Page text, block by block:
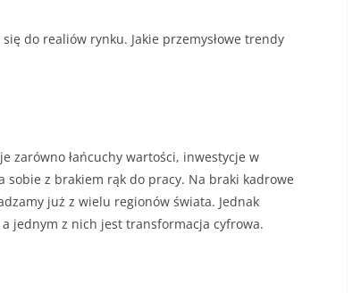
do realiów rynku. Jakie przemysłowe trendy
zarówno łańcuchy wartości, inwestycje w
sobie z brakiem rąk do pracy. Na braki kadrowe
już z wielu regionów świata. Jednak
jednym z nich jest transformacja cyfrowa.